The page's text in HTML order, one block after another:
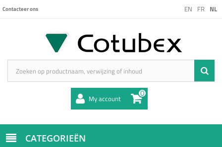
EN FR NL
Contacteer ons
My account 0
CATEGORIEËN